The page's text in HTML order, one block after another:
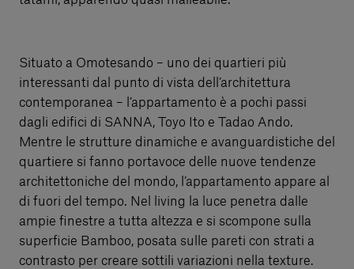
Situato a Omotesando – uno dei quartieri più
interessanti dal punto di vista dell’architettura
contemporanea – l’appartamento è a pochi passi
dagli edifici di SANNA, Toyo Ito e Tadao Ando.
Mentre le strutture dinamiche e avanguardistiche del
quartiere si fanno portavoce delle nuove tendenze
architettoniche del mondo, l’appartamento appare al
di fuori del tempo. Nel living la luce penetra dalle
ampie finestre a tutta altezza e si scompone sulla
superficie Bamboo, posata sulle pareti con strati a
contrasto per creare sottili variazioni nella texture.